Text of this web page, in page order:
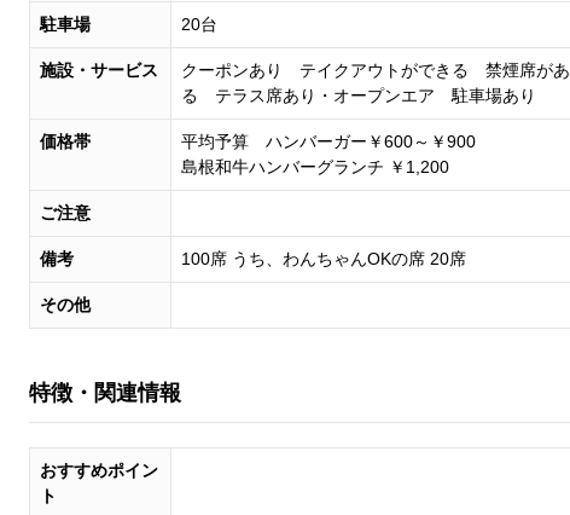
駐車場 20台
施設・サービス
クーポンあり テイクアウトができる 禁煙席があ
る テラス席あり・オープンエア 駐車場あり
価格帯
平均予算 ハンバーガー￥600～￥900
島根和牛ハンバーグランチ ￥1,200
ご注意
備考 100席 うち、わんちゃんOKの席 20席
その他
特徴・関連情報
おすすめポイン
ト